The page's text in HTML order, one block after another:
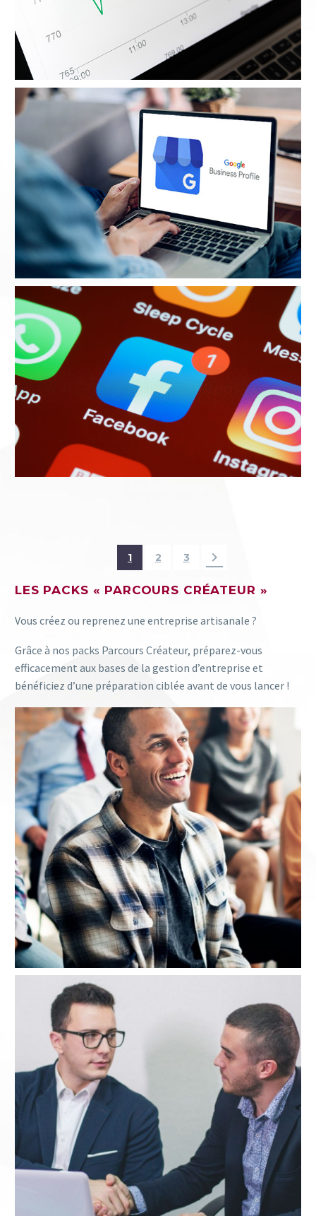
1 2 3
LES PACKS « PARCOURS CRÉATEUR »
Vous créez ou reprenez une entreprise artisanale ?
Grâce à nos packs Parcours Créateur, préparez-vous
efficacement aux bases de la gestion d’entreprise et
bénéficiez d’une préparation ciblée avant de vous lancer !